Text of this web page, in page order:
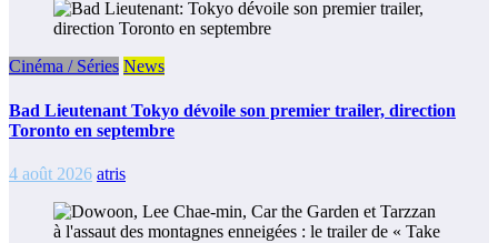
Cinéma / Séries News
Bad Lieutenant Tokyo dévoile son premier trailer, direction
Toronto en septembre
4 août 2026 atris